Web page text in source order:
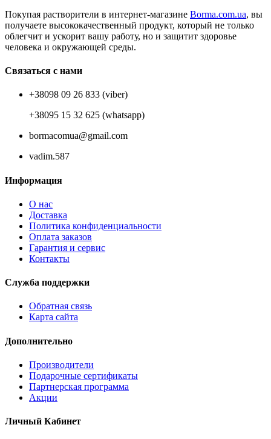
Покупая растворители в интернет-магазине Borma.com.ua, вы
получаете высококачественный продукт, который не только
облегчит и ускорит вашу работу, но и защитит здоровье
человека и окружающей среды.
Связаться с нами
+38098 09 26 833 (viber)
+38095 15 32 625 (whatsapp)
bormacomua@gmail.com
vadim.587
Информация
О нас
Доставка
Политика конфиденциальности
Оплата заказов
Гарантия и сервис
Контакты
Служба поддержки
Обратная связь
Карта сайта
Дополнительно
Производители
Подарочные сертификаты
Партнерская программа
Акции
Личный Кабинет